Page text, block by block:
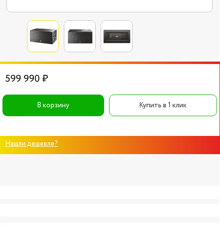
599 990 ₽
В корзину Купить в 1 клик
Нашли дешевле?